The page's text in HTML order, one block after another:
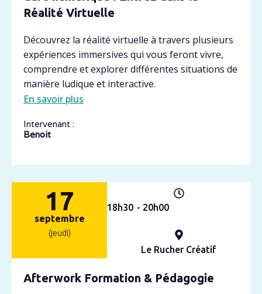
Réalité Virtuelle
Découvrez la réalité virtuelle à travers plusieurs
expériences immersives qui vous feront vivre,
comprendre et explorer différentes situations de
manière ludique et interactive.
En savoir plus
Intervenant :
Benoit
17
septembre
(jeudi)
18h30 - 20h00
Le Rucher Créatif
Afterwork Formation & Pédagogie